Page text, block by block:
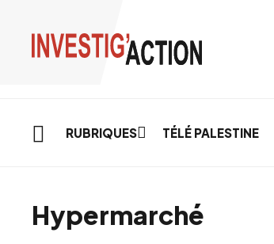
RUBRIQUES TÉLÉ PALESTINE
Hypermarché